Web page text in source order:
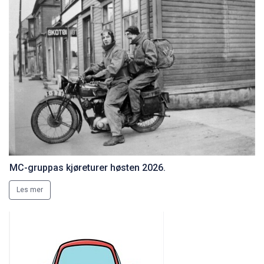
MC-gruppas kjøreturer høsten 2026.
Les mer